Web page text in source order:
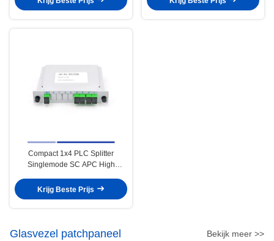
Compact 1x4 PLC Splitter
Singlemode SC APC High
Krijg Beste Prijs
Glasvezel patchpaneel Bekijk meer >>